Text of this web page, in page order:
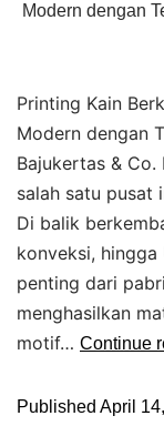
Modern dengan
Printing Kain
Modern dengan
Bajukertas &
salah satu pusat
Di balik
konveksi,
penting dari
menghasilkan
motif… Continue
Published April